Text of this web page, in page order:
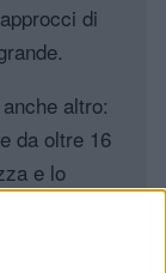
di
altro:
da oltre 16
e lo